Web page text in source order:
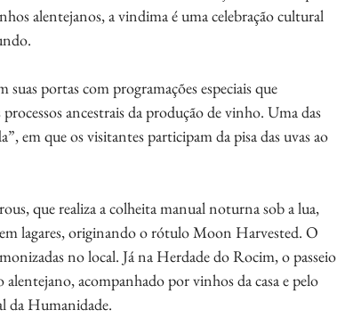
alentejanos, a vindima é uma celebração cultural
portas com programações especiais que
ancestrais da produção de vinho. Uma das
em que os visitantes participam da pisa das uvas ao
que realiza a colheita manual noturna sob a lua,
lagares, originando o rótulo Moon Harvested. O
no local. Já na Herdade do Rocim, o passeio
acompanhado por vinhos da casa e pelo
da Humanidade.